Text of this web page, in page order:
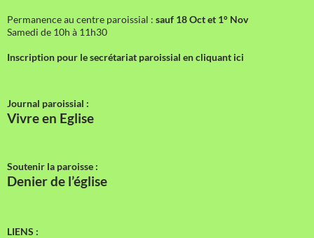
Permanence au centre paroissial : sauf 18 Oct et 1° Nov
Samedi de 10h à 11h30
Inscription pour le secrétariat paroissial en cliquant ici
Journal paroissial :
Vivre en Eglise
Soutenir la paroisse :
Denier de l’église
LIENS :